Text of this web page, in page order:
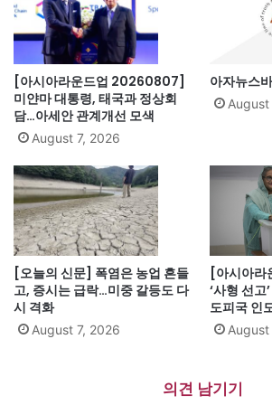
[아시아라운드업 20260807]
미얀마 대통령, 태국과 정상회
담…아세안 관계개선 모색
August 7, 2026
아자뉴스
August
[오늘의 신문] 폭염은 농업 흔들
고, 증시는 급락…미중 갈등도 다
시 격화
August 7, 2026
[아시아
‘사형 선고
도피국 인
의견 남기기